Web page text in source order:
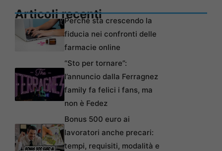
Articoli recentiPerché sta crescendo la
fiducia nei confronti delle
farmacie online
“Sto per tornare”:
l’annuncio dalla Ferragnez
family fa felici i fans, ma
non è Fedez
Bonus 500 euro ai
lavoratori anche precari:
tempi, requisiti, modalità e